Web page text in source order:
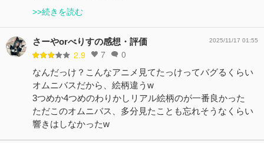
>>続きを読む
さーやorべりすの感想・評価
2.9 7 0
2025/11/17 01:55
なんだっけ？こんなアニメ見てたっけってバグるくらい
オムニバスだから、絵柄違うw
3つめか4つめのわりかしリアル絵柄のが一番良かった
ただこのオムニバス、多分見たことも忘れそうなくらい
響きはしなかったw